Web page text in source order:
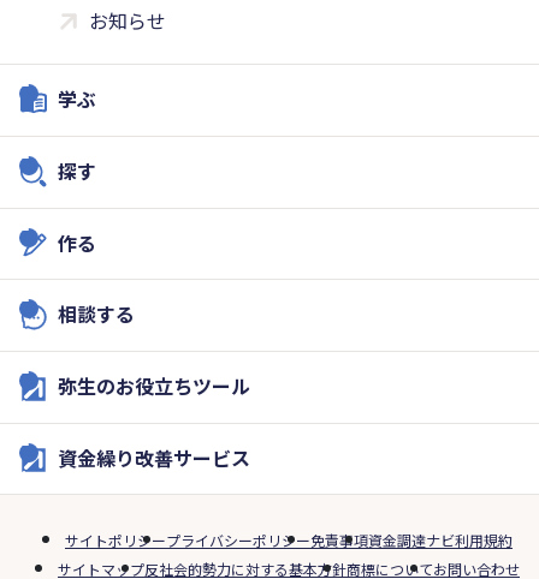
お知らせ
学ぶ
探す
作る
相談する
弥生のお役立ちツール
資金繰り改善サービス
サイトポリシープライバシーポリシー免責事項資金調達ナビ利用規約
サイトマップ反社会的勢力に対する基本方針商標についてお問い合わせ